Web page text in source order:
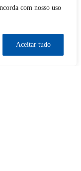
com nosso uso
Aceitar tudo